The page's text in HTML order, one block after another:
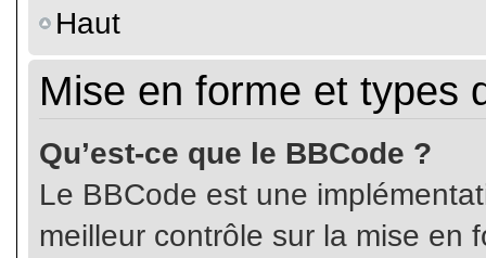
Haut
Mise en forme et types
Qu’est-ce que le BBCode ?
Le BBCode est une
meilleur contrôle sur la mise en